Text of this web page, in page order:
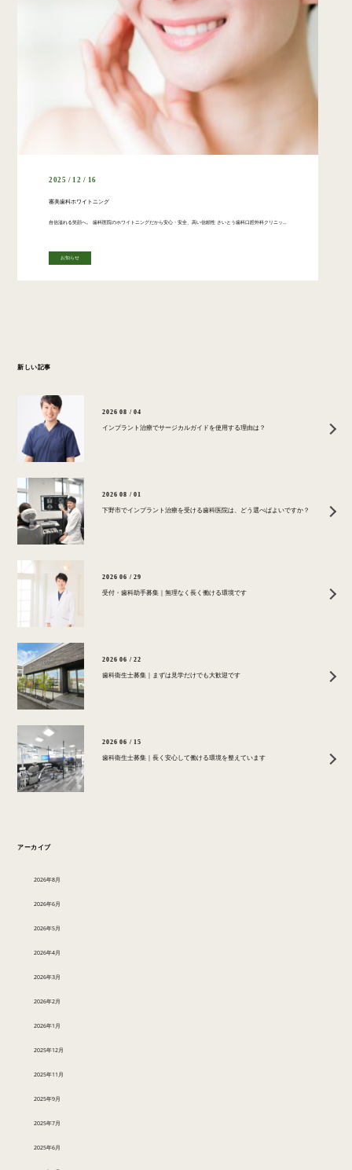
2025 / 12 / 16
審美歯科ホワイトニング
お知らせ
新しい記事
2026 08 / 04
インプラント治療でサージカルガイドを使用する理由は？
2026 08 / 01
下野市でインプラント治療を受ける歯科医院は、どう選べばよいですか？
2026 06 / 29
受付・歯科助手募集｜無理なく長く働ける環境です
2026 06 / 22
歯科衛生士募集｜まずは見学だけでも大歓迎です
2026 06 / 15
歯科衛生士募集｜長く安心して働ける環境を整えています
アーカイブ
2026年8月
2026年6月
2026年5月
2026年4月
2026年3月
2026年2月
2026年1月
2025年12月
2025年11月
2025年9月
2025年7月
2025年6月